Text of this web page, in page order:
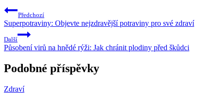
Předchozí
Superpotraviny: Objevte nejzdravější potraviny pro své zdraví
Další
Působení virů na hnědé rýži: Jak chránit plodiny před škůdci
Podobné příspěvky
Zdraví